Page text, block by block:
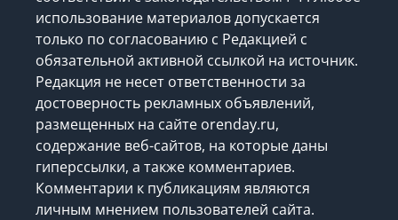
использование материалов допускается
только по согласованию с Редакцией с
обязательной активной ссылкой на источник.
Редакция не несет ответственности за
достоверность рекламных объявлений,
размещенных на сайте orenday.ru,
содержание веб-сайтов, на которые даны
гиперссылки, а также комментариев.
Комментарии к публикациям являются
личным мнением пользователей сайта.